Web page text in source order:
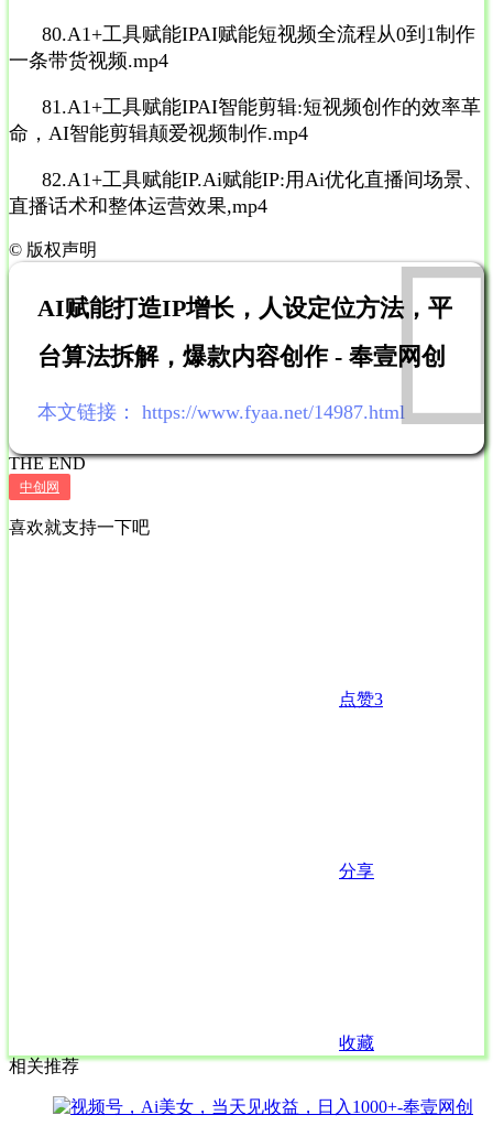
80.A1+工具赋能IPAI赋能短视频全流程从0到1制作
一条带货视频.mp4
81.A1+工具赋能IPAI智能剪辑:短视频创作的效率革
命，AI智能剪辑颠爱视频制作.mp4
82.A1+工具赋能IP.Ai赋能IP:用Ai优化直播间场景、
直播话术和整体运营效果,mp4
© 版权声明
AI赋能打造IP增长，人设定位方法，平
台算法拆解，爆款内容创作 - 奉壹网创
本文链接： https://www.fyaa.net/14987.html
THE END
中创网
喜欢就支持一下吧
点赞3
分享
收藏
相关推荐